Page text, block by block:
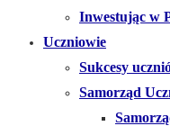
Inwestując w
Uczniowie
Sukcesy
Samorząd